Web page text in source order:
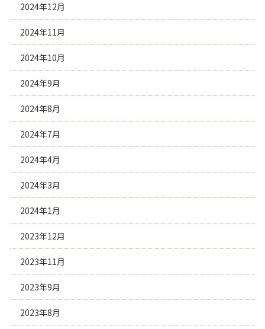
2024年12月
2024年11月
2024年10月
2024年9月
2024年8月
2024年7月
2024年4月
2024年3月
2024年1月
2023年12月
2023年11月
2023年9月
2023年8月